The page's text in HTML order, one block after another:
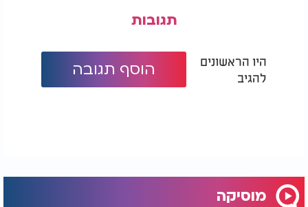
תגובות
היו הראשונים
להגיב
הוסף תגובה
מוסיקה